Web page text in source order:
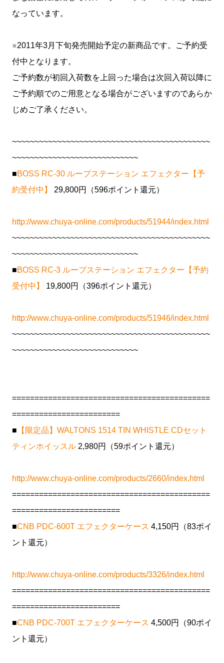
なっています。
※2011年3月下旬発売開始予定の新商品です。ご予約受
付中となります。
ご予約数が初回入荷数を上回った場合は次回入荷以降に
ご予約順でのご用意となる場合がございますのであらか
じめご了承ください。
~~~~~~~~~~~~~~~~~~~~~~~~~~~~~~~~~~~~~~~~~~~~
~~~~~~~~~~~~~~~~~~~~~~~~~~~~
■BOSS RC-30 ループステーション エフェクター【予
約受付中】
29,800円（596ポイント還元）
http://www.chuya-online.com/products/51944/index.html
~~~~~~~~~~~~~~~~~~~~~~~~~~~~~~~~~~~~~~~~~~~~
~~~~~~~~~~~~~~~~~~~~~~~~~~~~
■BOSS RC-3 ループステーション エフェクター【予約
受付中】
19,800円（396ポイント還元）
http://www.chuya-online.com/products/51946/index.html
~~~~~~~~~~~~~~~~~~~~~~~~~~~~~~~~~~~~~~~~~~~~
~~~~~~~~~~~~~~~~~~~~~~~~~~~~
============================================
========================
■ 【限定品】WALTONS 1514 TIN WHISTLE CDセット
ティンホイッスル 2,980円（59ポイント還元）
http://www.chuya-online.com/products/2660/index.html
============================================
========================
■CNB PDC-600T エフェクターケース 4,150円（83ポイ
ント還元）
http://www.chuya-online.com/products/3326/index.html
============================================
========================
■CNB PDC-700T エフェクターケース 4,500円（90ポイ
ント還元）